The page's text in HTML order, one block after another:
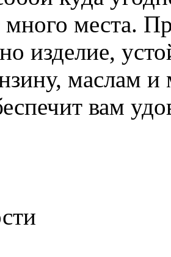
много места.
изделие,
маслам
вам